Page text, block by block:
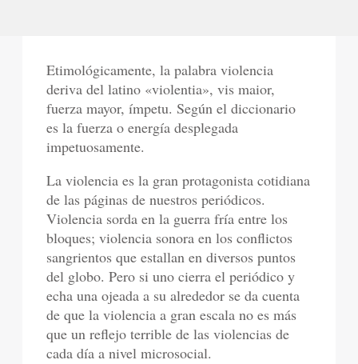
Etimológicamente, la palabra violencia
deriva del latino «violentia», vis maior,
fuerza mayor, ímpetu. Según el diccionario
es la fuerza o energía desplegada
impetuosamente.
La violencia es la gran protagonista cotidiana
de las páginas de nuestros periódicos.
Violencia sorda en la guerra fría entre los
bloques; violencia sonora en los conflictos
sangrientos que estallan en diversos puntos
del globo. Pero si uno cierra el periódico y
echa una ojeada a su alrededor se da cuenta
de que la violencia a gran escala no es más
que un reflejo terrible de las violencias de
cada día a nivel microsocial.